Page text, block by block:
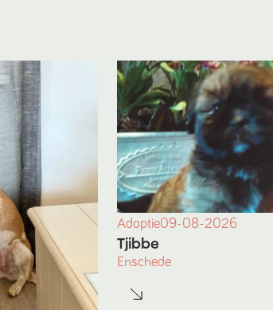
Adoptie09-08-2026
Tjibbe
Enschede